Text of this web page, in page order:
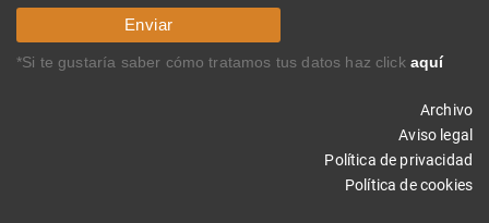
*Si te gustaría saber cómo tratamos tus datos haz click aquí
Archivo
Aviso legal
Política de privacidad
Política de cookies